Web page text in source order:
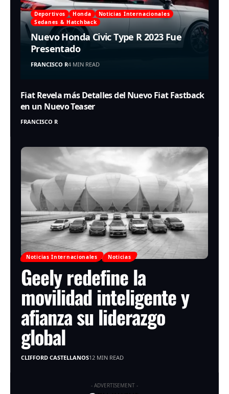
Deportivos Honda
Noticias Internacionales
Sedanes & Hatchback
Nuevo Honda Civic Type R 2023 Fue
Presentado
FRANCISCO R4 MIN READ
Fiat Revela más Detalles del Nuevo Fiat Fastback
en un Nuevo Teaser
FRANCISCO R
Noticias Internacionales Noticias
Geely redefine la
movilidad inteligente y
afianza su liderazgo
global
CLIFFORD CASTELLANOS12 MIN READ
- ADVERTISEMENT -